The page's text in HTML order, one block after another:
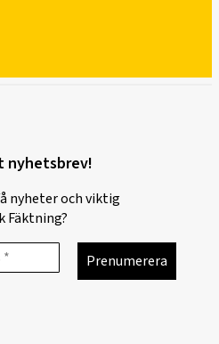
nyhetsbrev!
nyheter och viktig
Fäktning?